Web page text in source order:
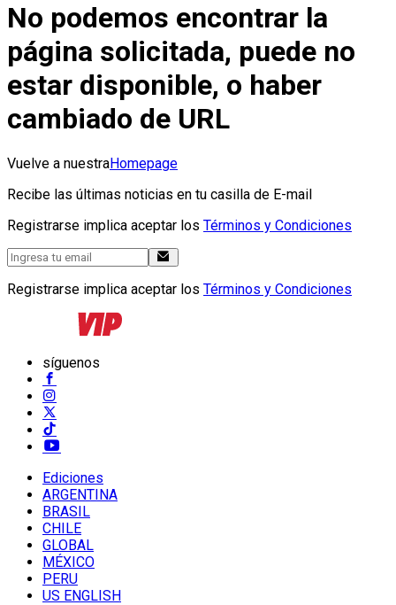
No podemos encontrar la
página solicitada, puede no
estar disponible, o haber
cambiado de URL
Vuelve a nuestraHomepage
Recibe las últimas noticias en tu casilla de E-mail
Registrarse implica aceptar los Términos y Condiciones
Registrarse implica aceptar los Términos y Condiciones
síguenos
Ediciones
ARGENTINA
BRASIL
CHILE
GLOBAL
MÉXICO
PERU
US ENGLISH